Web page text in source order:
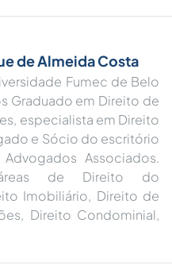
de Almeida Costa
Fumec de Belo
Graduado em Direito de
especialista em Direito
e Sócio do escritório
Associados.
de Direito do
Imobiliário, Direito de
Direito Condominial,